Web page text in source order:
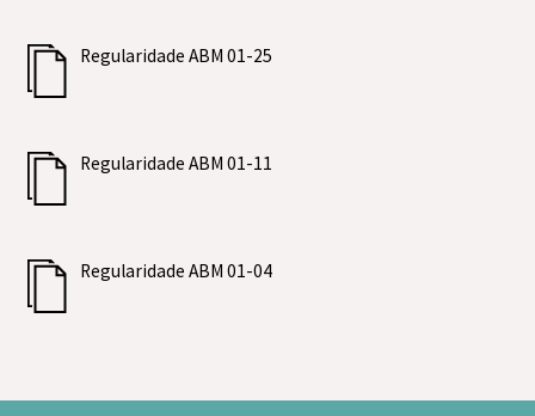
Regularidade ABM 01-25
Regularidade ABM 01-11
Regularidade ABM 01-04